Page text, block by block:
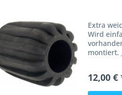
Extra
Wird
montiert.
ZONE
20 D-
12,00 €